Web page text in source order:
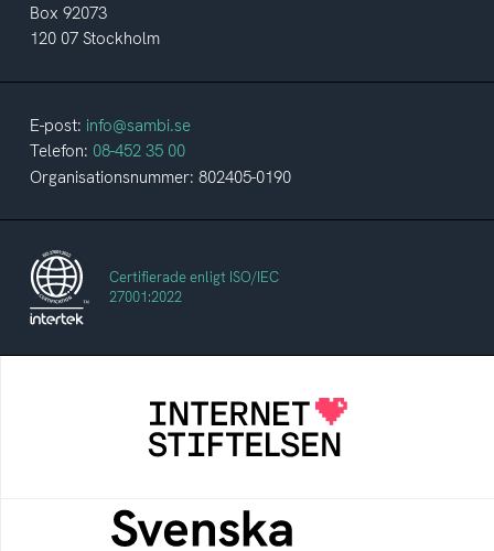
Box 92073
120 07 Stockholm
E-post: info@sambi.se
Telefon: 08-452 35 00
Organisationsnummer: 802405-0190
Certifierade enligt ISO/IEC
27001:2022
Internetstiftelsen verkar för ett internet som
bidrar positivt till människan och samhället
Svenska federationer